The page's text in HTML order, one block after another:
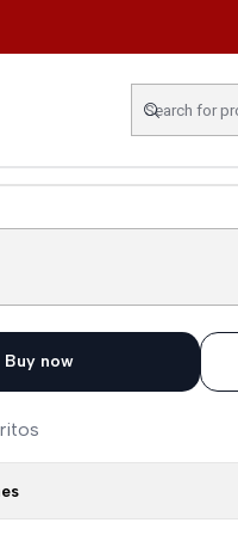
7 Allen-Bradley
Buy now